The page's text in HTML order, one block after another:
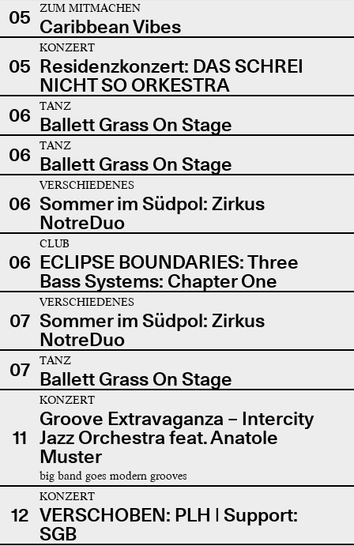
05
ZUM MITMACHEN
Caribbean Vibes
05
KONZERT
Residenzkonzert: DAS SCHREI
NICHT SO ORKESTRA
06
TANZ
Ballett Grass On Stage
06
TANZ
Ballett Grass On Stage
06
VERSCHIEDENES
Sommer im Südpol: Zirkus
NotreDuo
06
CLUB
ECLIPSE BOUNDARIES: Three
Bass Systems: Chapter One
07
VERSCHIEDENES
Sommer im Südpol: Zirkus
NotreDuo
07
TANZ
Ballett Grass On Stage
11
KONZERT
Groove Extravaganza – Intercity
Jazz Orchestra feat. Anatole
Muster
big band goes modern grooves
12
KONZERT
VERSCHOBEN: PLH | Support:
SGB